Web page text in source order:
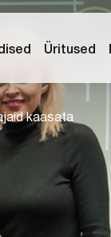
Üritused
kaasata